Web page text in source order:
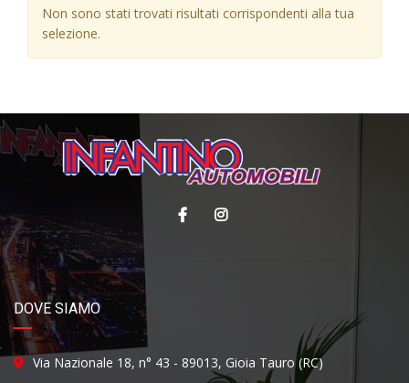
Non sono stati trovati risultati corrispondenti alla tua
selezione.
DOVE SIAMO
Via Nazionale 18, n° 43 - 89013, Gioia Tauro (RC)